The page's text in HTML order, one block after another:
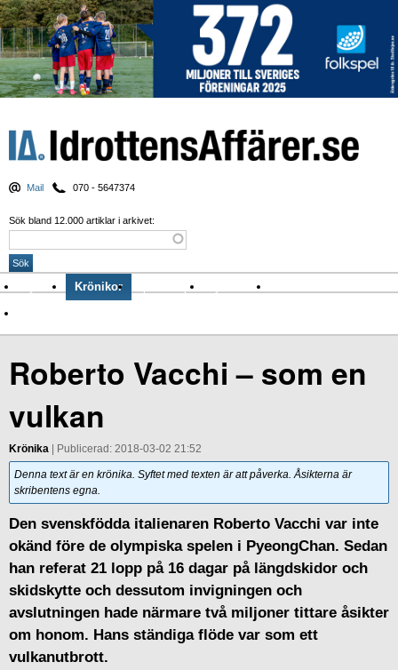
Mail 070 - 5647374
Sök bland 12.000 artiklar i arkivet:
Nyheter Krönikor Sport & spel Nyhetsbrev
Roberto Vacchi – som en
vulkan
Krönika | Publicerad: 2018-03-02 21:52
Denna text är en krönika. Syftet med texten är att påverka. Åsikterna är
skribentens egna.
Den svenskfödda italienaren Roberto Vacchi var inte
okänd före de olympiska spelen i PyeongChan. Sedan
han referat 21 lopp på 16 dagar på längdskidor och
skidskytte och dessutom invigningen och
avslutningen hade närmare två miljoner tittare åsikter
om honom. Hans ständiga flöde var som ett
vulkanutbrott.